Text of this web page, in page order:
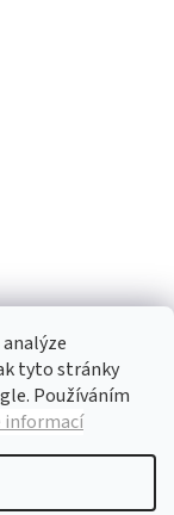
tyto stránky
Používáním
informací